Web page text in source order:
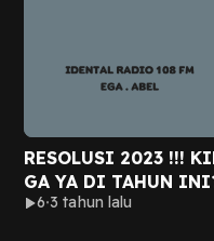
RESOLUSI 2023 !!!
GA YA DI TAHUN
6 3 tahun lalu